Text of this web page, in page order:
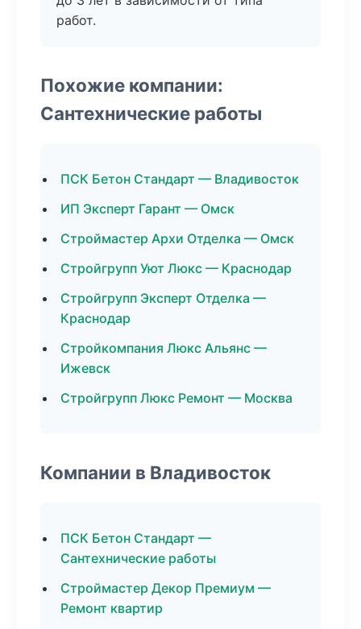
работ.
Похожие компании:
Сантехнические работы
ПСК Бетон Стандарт — Владивосток
ИП Эксперт Гарант — Омск
Строймастер Архи Отделка — Омск
Стройгрупп Уют Люкс — Краснодар
Стройгрупп Эксперт Отделка —
Краснодар
Стройкомпания Люкс Альянс —
Ижевск
Стройгрупп Люкс Ремонт — Москва
Компании в Владивосток
ПСК Бетон Стандарт —
Сантехнические работы
Строймастер Декор Премиум —
Ремонт квартир